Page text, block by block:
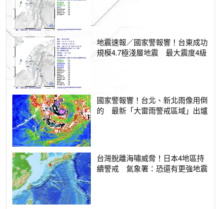
地震速報／國家警報響！台東成功
規模4.7極淺層地震 最大震度4級
國家警報響！台北、新北雨像用倒
的 最新「大雷雨警戒區域」出爐
台灣脫離海嘯威脅！日本4地區持
續警戒 氣象署：恐還有更強地震